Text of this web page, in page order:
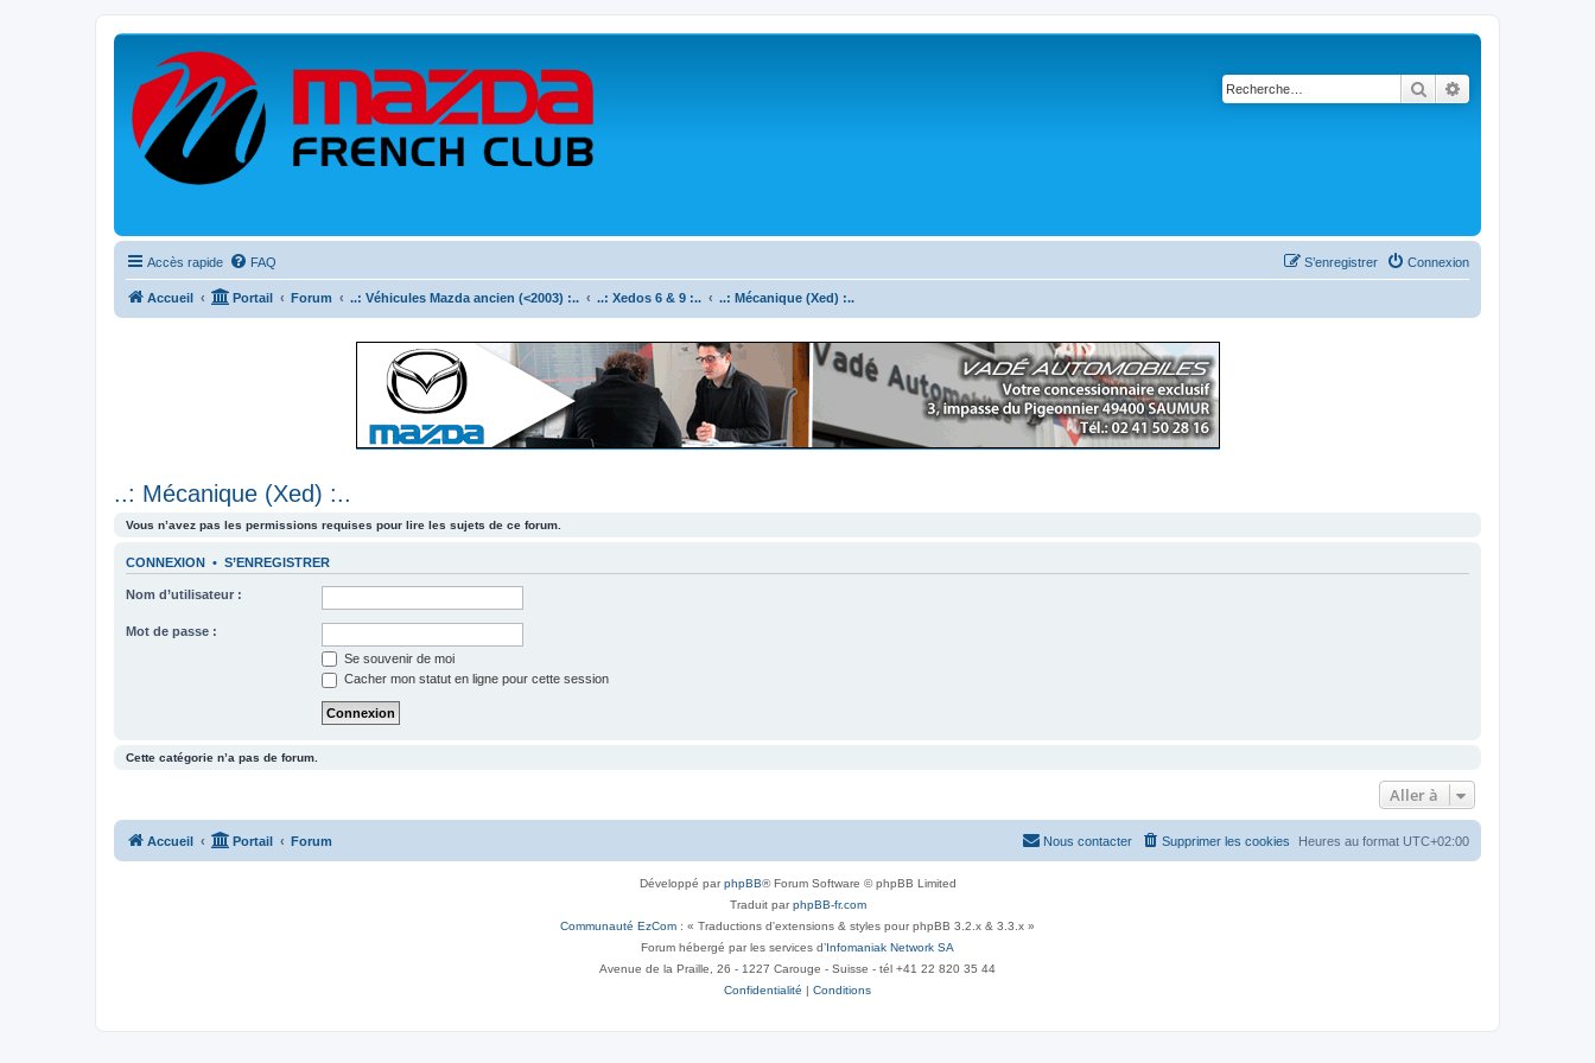
Rechercher
Accès rapide FAQ Connexion
S’enregistrer
Accueil Portail Forum ..: Véhicules Mazda ancien (<2003) :.. ..: Xedos 6 & 9 :.. ..: Mécanique (Xed) :..
..: Mécanique (Xed) :..
Vous n’avez pas les permissions requises pour lire les sujets de ce forum.
CONNEXION • S’ENREGISTRER
Nom d’utilisateur :
Mot de passe :
Se souvenir de moi
Cacher mon statut en ligne pour cette session
Cette catégorie n’a pas de forum.
Aller à
Accueil Portail Forum Heures au format UTC+02:00
Supprimer les cookies
Nous contacter
Développé parphpBB® Forum Software © phpBB Limited
Traduit parphpBB-fr.com
Communauté EzCom : « Traductions d'extensions & styles pour phpBB 3.2.x & 3.3.x »
Forum hébergé par les services d’Infomaniak Network SA
Avenue de la Praille, 26 - 1227 Carouge - Suisse - tél +41 22 820 35 44
Confidentialité | Conditions